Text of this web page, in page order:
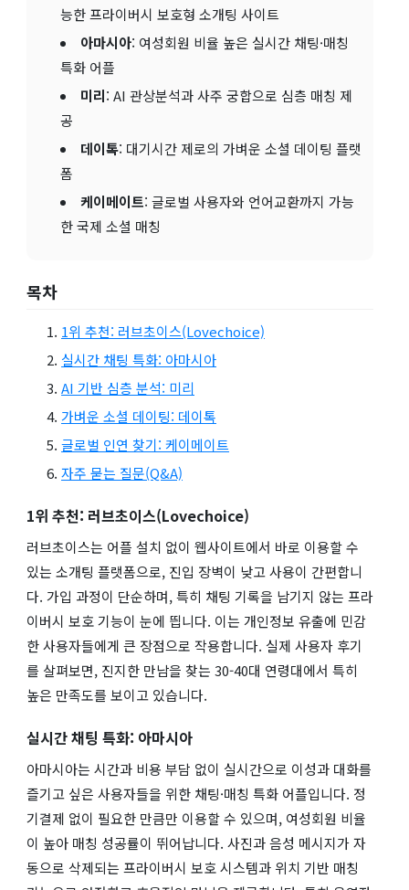
능한 프라이버시 보호형 소개팅 사이트
아마시아: 여성회원 비율 높은 실시간 채팅·매칭
특화 어플
미리: AI 관상분석과 사주 궁합으로 심층 매칭 제
공
데이톡: 대기시간 제로의 가벼운 소셜 데이팅 플랫
폼
케이메이트: 글로벌 사용자와 언어교환까지 가능
한 국제 소셜 매칭
목차
1위 추천: 러브초이스(Lovechoice)
실시간 채팅 특화: 아마시아
AI 기반 심층 분석: 미리
가벼운 소셜 데이팅: 데이톡
글로벌 인연 찾기: 케이메이트
자주 묻는 질문(Q&A)
1위 추천: 러브초이스(Lovechoice)
러브초이스는 어플 설치 없이 웹사이트에서 바로 이용할 수
있는 소개팅 플랫폼으로, 진입 장벽이 낮고 사용이 간편합니
다. 가입 과정이 단순하며, 특히 채팅 기록을 남기지 않는 프라
이버시 보호 기능이 눈에 띕니다. 이는 개인정보 유출에 민감
한 사용자들에게 큰 장점으로 작용합니다. 실제 사용자 후기
를 살펴보면, 진지한 만남을 찾는 30-40대 연령대에서 특히
높은 만족도를 보이고 있습니다.
실시간 채팅 특화: 아마시아
아마시아는 시간과 비용 부담 없이 실시간으로 이성과 대화를
즐기고 싶은 사용자들을 위한 채팅·매칭 특화 어플입니다. 정
기결제 없이 필요한 만큼만 이용할 수 있으며, 여성회원 비율
이 높아 매칭 성공률이 뛰어납니다. 사진과 음성 메시지가 자
동으로 삭제되는 프라이버시 보호 시스템과 위치 기반 매칭